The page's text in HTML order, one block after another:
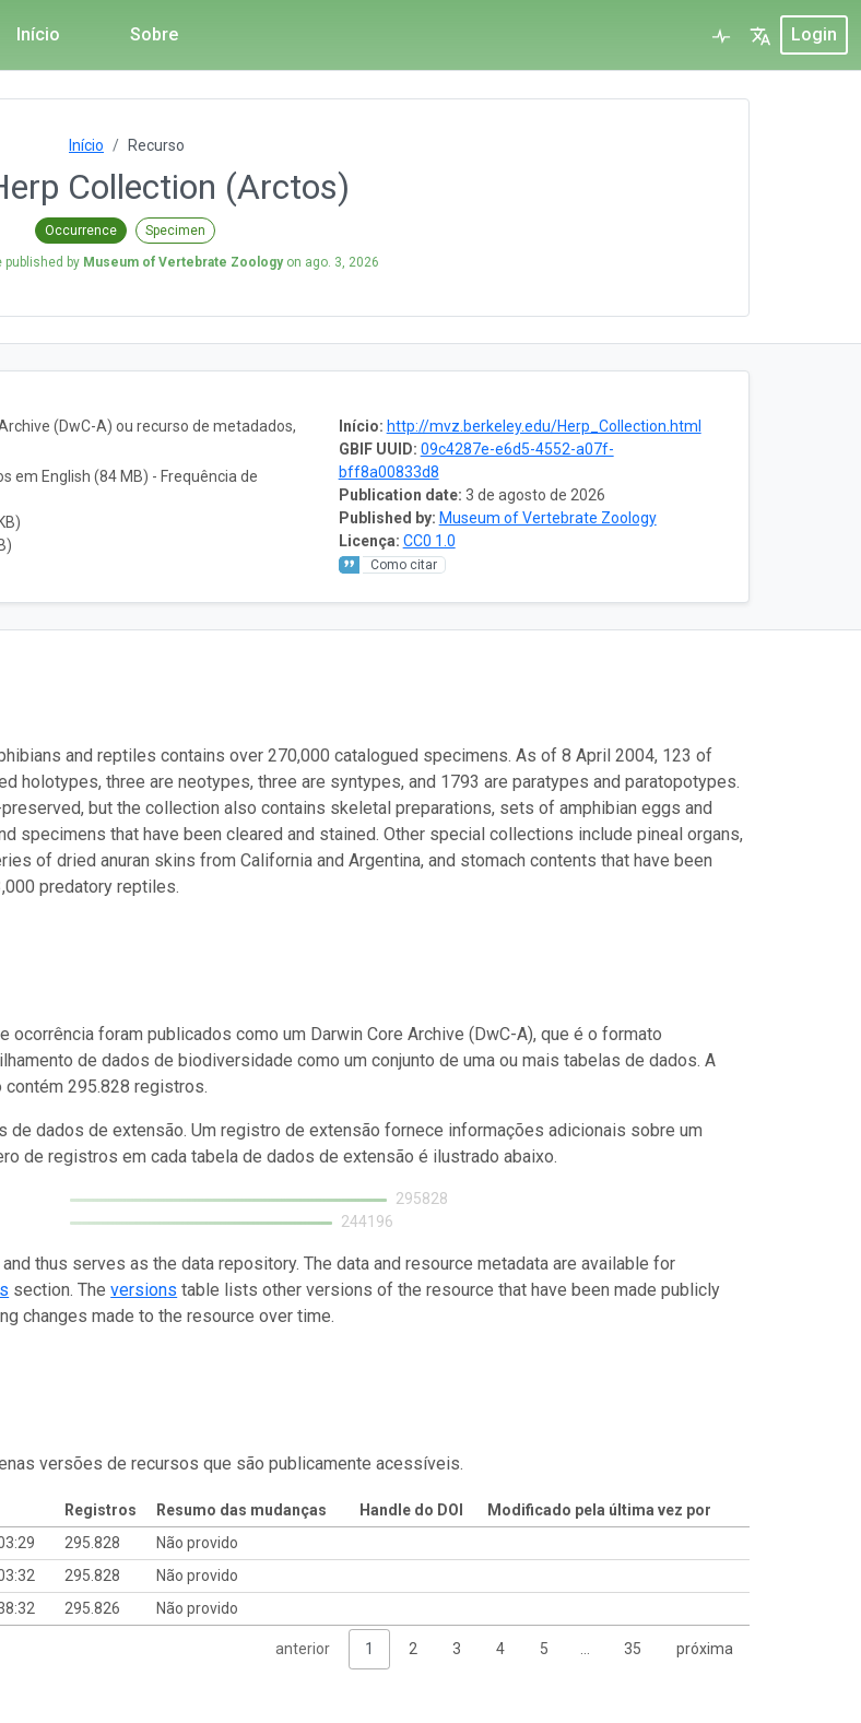
Início Sobre Login
Início Recurso
Collection (Arctos)
Occurrence Specimen
by Museum of Vertebrate Zoologyon ago. 3, 2026
Início: http://mvz.berkeley.edu/Herp_Collection.html
GBIF UUID: 09c4287e-e6d5-4552-a07f-
bff8a00833d8
Publication date: 3 de agosto de 2026
Published by: Museum of Vertebrate Zoology
Licença: CC0 1.0
Como citar
(DwC-A) ou recurso de metadados,
em English (84 MB) - Frequência de
and reptiles contains over 270,000 catalogued specimens. As of 8 April 2004, 123 of
holotypes, three are neotypes, three are syntypes, and 1793 are paratypes and paratopotypes.
but the collection also contains skeletal preparations, sets of amphibian eggs and
specimens that have been cleared and stained. Other special collections include pineal organs,
of dried anuran skins from California and Argentina, and stomach contents that have been
predatory reptiles.
ocorrência foram publicados como um Darwin Core Archive (DwC-A), que é o formato
de dados de biodiversidade como um conjunto de uma ou mais tabelas de dados. A
295.828 registros.
de dados de extensão. Um registro de extensão fornece informações adicionais sobre um
de registros em cada tabela de dados de extensão é ilustrado abaixo.
295828
244196
thus serves as the data repository. The data and resource metadata are available for
section. Theversions table lists other versions of the resource that have been made publicly
changes made to the resource over time.
versões de recursos que são publicamente acessíveis.
Registros Resumo das mudanças Handle do DOI
Modificado pela última vez por
295.828
Não provido
295.828
Não provido
295.826 Não provido
anterior 1 2 3 4 5 … 35 próxima